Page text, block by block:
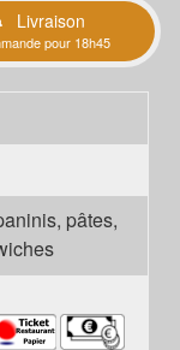
Livraison
pour 18h45
pâtes,